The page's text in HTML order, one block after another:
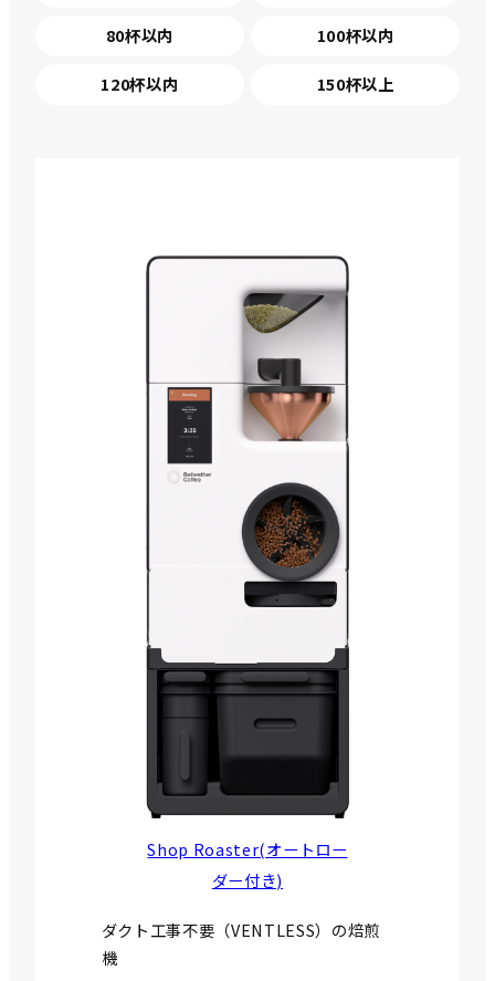
80杯以内 100杯以内
120杯以内 150杯以上
Shop Roaster(オートロー
ダー付き)
ダクト工事不要（VENTLESS）の焙煎
機